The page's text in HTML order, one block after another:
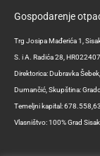
Gospodarenje
Trg Josipa Mađerića 1,
S. i A. Radića 28,
Direktorica: Dubravka
Dumančić, Skupština:
Temeljni kapital:
Vlasništvo: 100% Grad Sisak